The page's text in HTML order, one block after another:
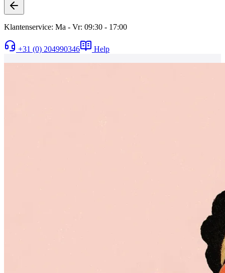
Klantenservice: Ma - Vr: 09:30 - 17:00
+31 (0) 204990346 Help